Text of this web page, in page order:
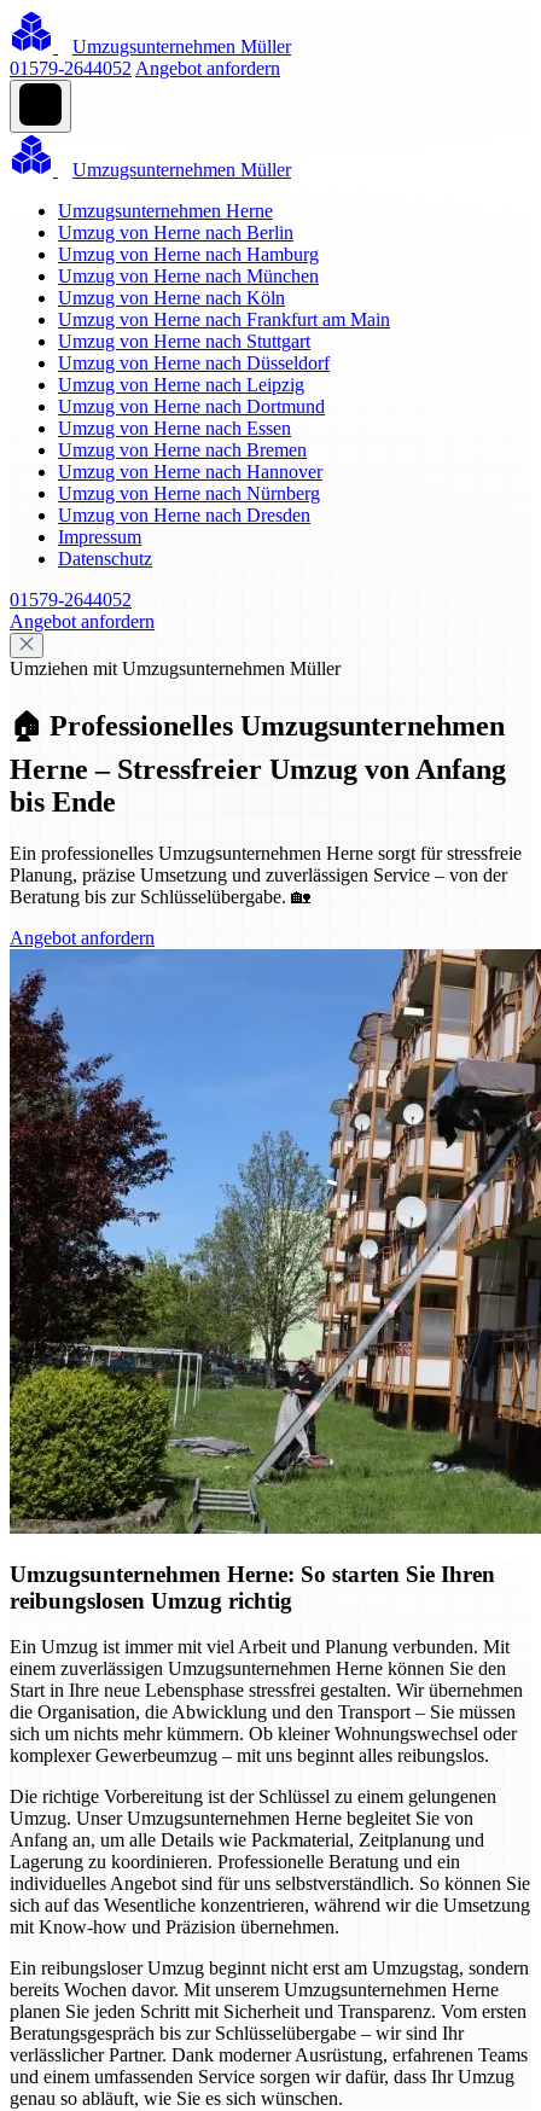
Umzugsunternehmen Müller
01579-2644052 Angebot anfordern
Umzugsunternehmen Müller
Umzugsunternehmen Herne
Umzug von Herne nach Berlin
Umzug von Herne nach Hamburg
Umzug von Herne nach München
Umzug von Herne nach Köln
Umzug von Herne nach Frankfurt am Main
Umzug von Herne nach Stuttgart
Umzug von Herne nach Düsseldorf
Umzug von Herne nach Leipzig
Umzug von Herne nach Dortmund
Umzug von Herne nach Essen
Umzug von Herne nach Bremen
Umzug von Herne nach Hannover
Umzug von Herne nach Nürnberg
Umzug von Herne nach Dresden
Impressum
Datenschutz
01579-2644052
Angebot anfordern
Umziehen mit Umzugsunternehmen Müller
🏠 Professionelles Umzugsunternehmen
Herne – Stressfreier Umzug von Anfang
bis Ende
Ein professionelles Umzugsunternehmen Herne sorgt für stressfreie
Planung, präzise Umsetzung und zuverlässigen Service – von der
Beratung bis zur Schlüsselübergabe. 🏡
Angebot anfordern
Umzugsunternehmen Herne: So starten Sie Ihren
reibungslosen Umzug richtig
Ein Umzug ist immer mit viel Arbeit und Planung verbunden. Mit
einem zuverlässigen Umzugsunternehmen Herne können Sie den
Start in Ihre neue Lebensphase stressfrei gestalten. Wir übernehmen
die Organisation, die Abwicklung und den Transport – Sie müssen
sich um nichts mehr kümmern. Ob kleiner Wohnungswechsel oder
komplexer Gewerbeumzug – mit uns beginnt alles reibungslos.
Die richtige Vorbereitung ist der Schlüssel zu einem gelungenen
Umzug. Unser Umzugsunternehmen Herne begleitet Sie von
Anfang an, um alle Details wie Packmaterial, Zeitplanung und
Lagerung zu koordinieren. Professionelle Beratung und ein
individuelles Angebot sind für uns selbstverständlich. So können Sie
sich auf das Wesentliche konzentrieren, während wir die Umsetzung
mit Know-how und Präzision übernehmen.
Ein reibungsloser Umzug beginnt nicht erst am Umzugstag, sondern
bereits Wochen davor. Mit unserem Umzugsunternehmen Herne
planen Sie jeden Schritt mit Sicherheit und Transparenz. Vom ersten
Beratungsgespräch bis zur Schlüsselübergabe – wir sind Ihr
verlässlicher Partner. Dank moderner Ausrüstung, erfahrenen Teams
und einem umfassenden Service sorgen wir dafür, dass Ihr Umzug
genau so abläuft, wie Sie es sich wünschen.